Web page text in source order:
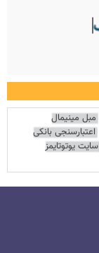
مبل مینیمال
اعتبارسنجی بانکی
سایت یوتوتایمز